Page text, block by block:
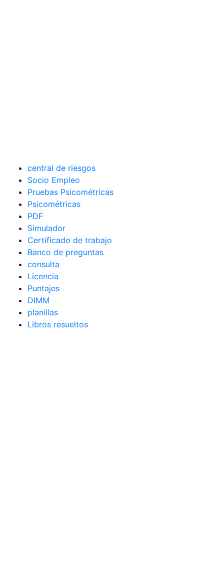
central de riesgos
Socio Empleo
Pruebas Psicométricas
Psicométricas
PDF
Simulador
Certificado de trabajo
Banco de preguntas
consulta
Licencia
Puntajes
DIMM
planillas
Libros resueltos